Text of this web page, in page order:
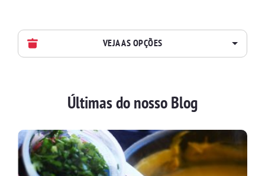
VEJA AS OPÇÕES
BATIDAS
BEBIDAS E DRINKS
Últimas do nosso Blog